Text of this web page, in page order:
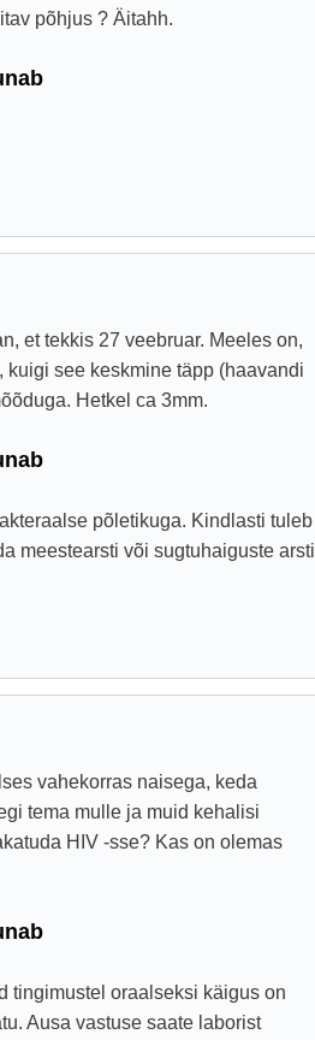
põhjus ? Äitahh.
et tekkis 27 veebruar. Meeles on,
see keskmine täpp (haavandi
Hetkel ca 3mm.
põletikuga. Kindlasti tuleb
meestearsti või sugtuhaiguste arsti
vahekorras naisega, keda
tema mulle ja muid kehalisi
HIV -sse? Kas on olemas
tingimustel oraalseksi käigus on
Ausa vastuse saate laborist